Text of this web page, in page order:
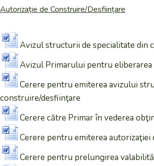
Autorizație de Construire/Desființare
Avizul structurii de specialitate din
Avizul Primarului pentru
Cerere pentru emiterea avizului
construire/desfiinţare
Cerere către Primar în vederea
Cerere pentru emiterea
Cerere pentru prelungirea